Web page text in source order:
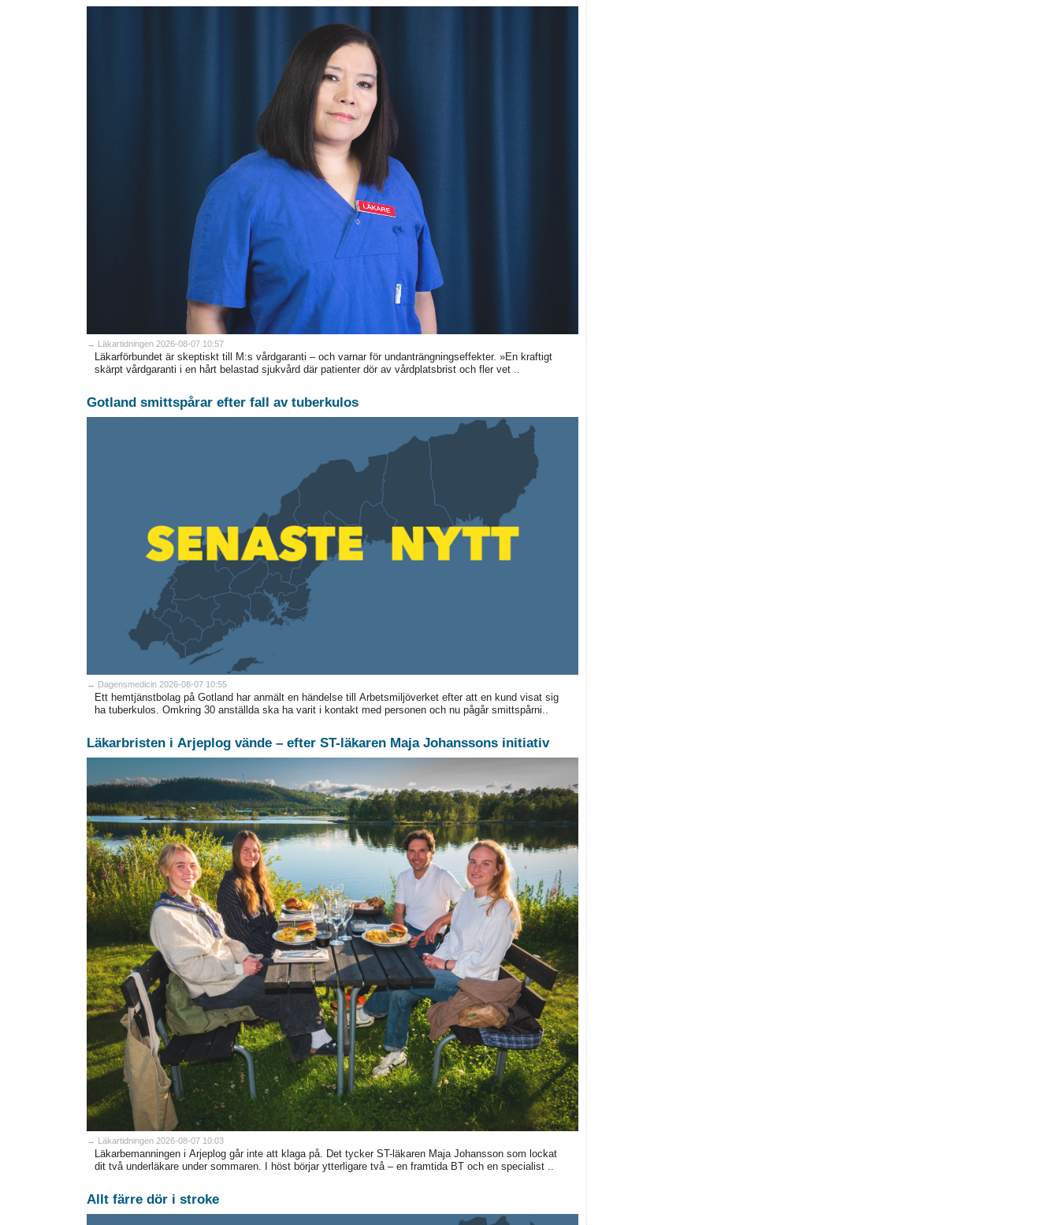
→ Läkartidningen 2026-08-07 10:57
Läkarförbundet är skeptiskt till M:s vårdgaranti – och varnar för undanträngningseffekter. »En kraftigt
skärpt vårdgaranti i en hårt belastad sjukvård där patienter dör av vårdplatsbrist och fler vet ..
Gotland smittspårar efter fall av tuberkulos
→ Dagensmedicin 2026-08-07 10:55
Ett hemtjänstbolag på Gotland har anmält en händelse till Arbetsmiljöverket efter att en kund visat sig
ha tuberkulos. Omkring 30 anställda ska ha varit i kontakt med personen och nu pågår smittspårni..
Läkarbristen i Arjeplog vände – efter ST-läkaren Maja Johanssons initiativ
→ Läkartidningen 2026-08-07 10:03
Läkarbemanningen i Arjeplog går inte att klaga på. Det tycker ST-läkaren Maja Johansson som lockat
dit två underläkare under sommaren. I höst börjar ytterligare två – en framtida BT och en specialist ..
Allt färre dör i stroke